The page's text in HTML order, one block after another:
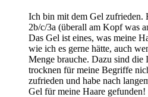
Ich bin mit dem Gel zufrieden.
2b/c/3a (überall am Kopf was
Das Gel ist eines, was meine
wie ich es gerne hätte, auch
Menge brauche. Dazu sind die
trocknen für meine Begriffe
zufrieden und habe nach
Gel für meine Haare gefunden!